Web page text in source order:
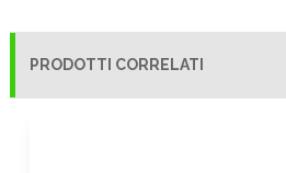
PRODOTTI CORRELATI